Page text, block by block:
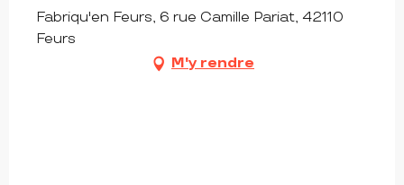
Fabriqu'en Feurs, 6 rue Camille Pariat, 42110
Feurs
M'y rendre